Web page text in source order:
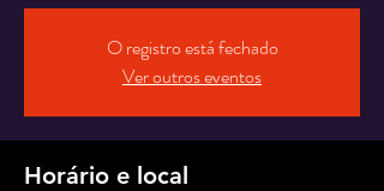
O registro está fechado
Ver outros eventos
Horário e local